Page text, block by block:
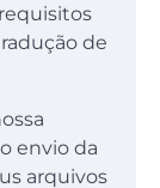
de
envio da
arquivos